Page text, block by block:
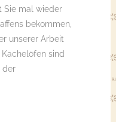
Sie mal wieder
bekommen,
unserer Arbeit
sind
der